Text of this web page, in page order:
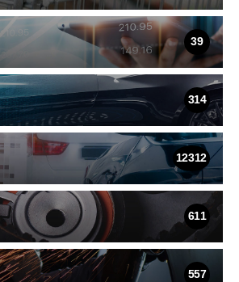
39
314
12312
611
557